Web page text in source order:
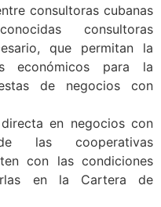
consultoras cubanas
consultoras
que permitan la
económicos para la
de negocios con
en negocios con
las cooperativas
con las condiciones
en la Cartera de